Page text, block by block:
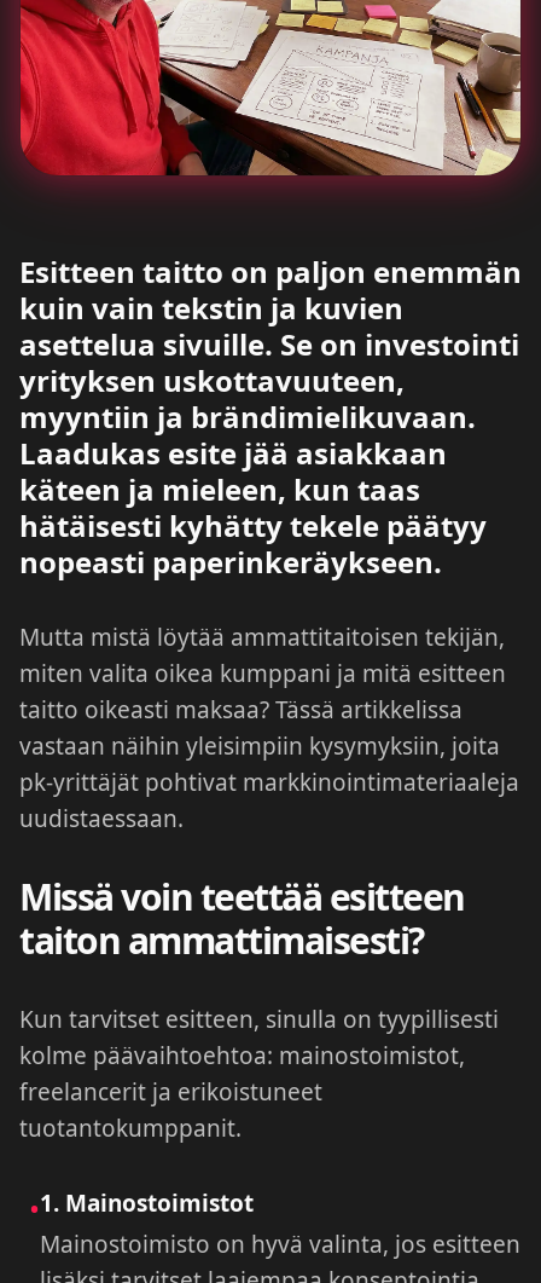
Esitteen taitto on paljon enemmän
kuin vain tekstin ja kuvien
asettelua sivuille. Se on investointi
yrityksen uskottavuuteen,
myyntiin ja brändimielikuvaan.
Laadukas esite jää asiakkaan
käteen ja mieleen, kun taas
hätäisesti kyhätty tekele päätyy
nopeasti paperinkeräykseen.
Mutta mistä löytää ammattitaitoisen tekijän,
miten valita oikea kumppani ja mitä esitteen
taitto oikeasti maksaa? Tässä artikkelissa
vastaan näihin yleisimpiin kysymyksiin, joita
pk-yrittäjät pohtivat markkinointimateriaaleja
uudistaessaan.
Missä voin teettää esitteen
taiton ammattimaisesti?
Kun tarvitset esitteen, sinulla on tyypillisesti
kolme päävaihtoehtoa: mainostoimistot,
freelancerit ja erikoistuneet
tuotantokumppanit.
•1. Mainostoimistot
Mainostoimisto on hyvä valinta, jos esitteen